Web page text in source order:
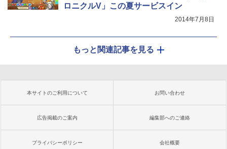
ロニクルV」この夏サービスイン
2014年7月8日
もっと関連記事を見る
本サイトのご利用について お問い合わせ
広告掲載のご案内 編集部へのご連絡
プライバシーポリシー 会社概要